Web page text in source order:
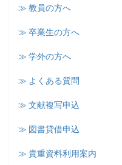
≫ 教員の方へ
≫ 卒業生の方へ
≫ 学外の方へ
≫ よくある質問
≫ 文献複写申込
≫ 図書貸借申込
≫ 貴重資料利用案内